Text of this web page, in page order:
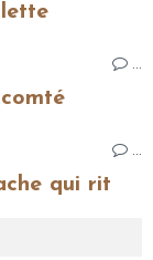
…
qui rit